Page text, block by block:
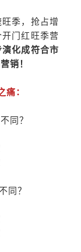
旺季，抢占增
门红旺季营
化成符合市
销！
：
同？
同？